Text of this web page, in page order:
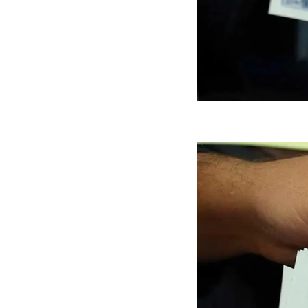
سریع‌تر، پنهان‌کارتر و
| پهپاد انتحاری
هواپیمای مرموز E-11A BACN چیست؟